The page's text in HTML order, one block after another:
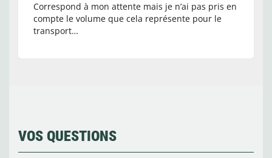
Correspond à mon attente mais je n’ai pas pris en
compte le volume que cela représente pour le
transport…
VOS QUESTIONS